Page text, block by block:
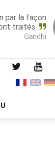
par la façon
traités.
Gandhi